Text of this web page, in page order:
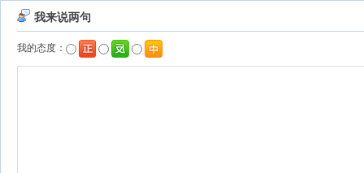
我来说两句
我的态度：